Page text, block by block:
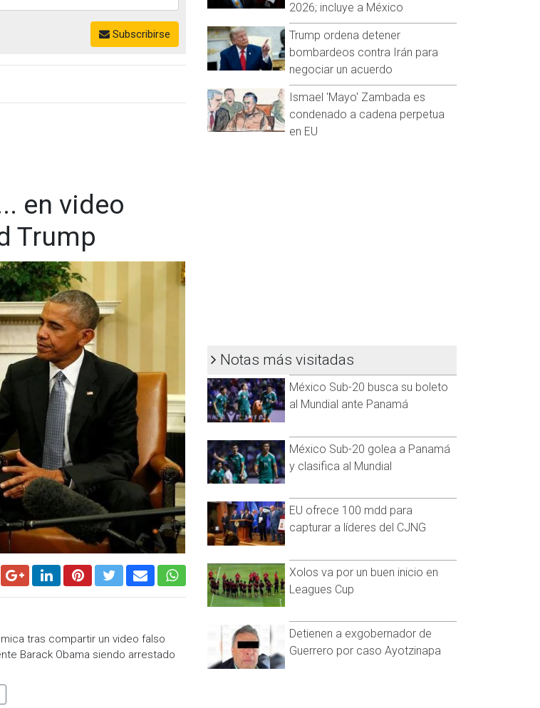
Subscribirse
en video
Trump
tras compartir un video falso
Barack Obama siendo arrestado
real ocurrida en noviembre de 2016
2026; incluye a México
Trump ordena detener
bombardeos contra Irán para
negociar un acuerdo
Ismael 'Mayo' Zambada es
condenado a cadena perpetua
en EU
Notas más visitadas
México Sub-20 busca su boleto
al Mundial ante Panamá
México Sub-20 golea a Panamá
y clasifica al Mundial
EU ofrece 100 mdd para
capturar a líderes del CJNG
Xolos va por un buen inicio en
Leagues Cup
Detienen a exgobernador de
Guerrero por caso Ayotzinapa